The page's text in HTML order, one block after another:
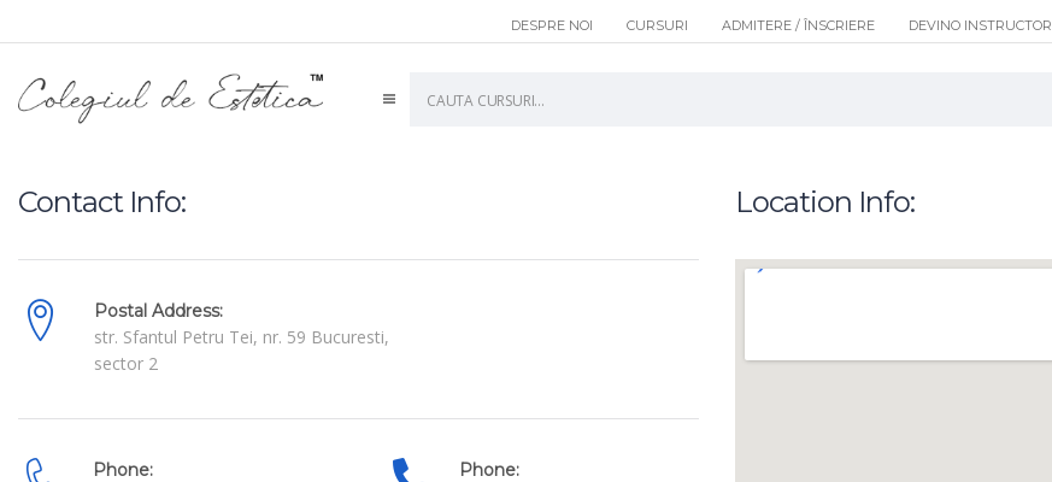
DESPRE NOI CURSURI ADMITERE / ÎNSCRIERE DEVINO INSTRUCTOR
Contact Info:
Postal Address:
str. Sfantul Petru Tei, nr. 59 Bucuresti,
sector 2
Phone: Phone:
Location Info: